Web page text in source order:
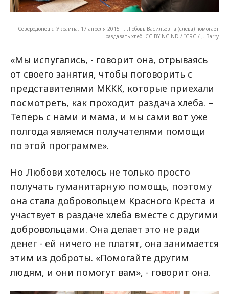
Северодонецк, Украина, 17 апреля 2015 г. Любовь Васильевна (слева) помогает
раздавать хлеб. CC BY-NC-ND / ICRC / J. Barry
«Мы испугались, - говорит она, отрываясь
от своего занятия, чтобы поговорить с
представителями МККК, которые приехали
посмотреть, как проходит раздача хлеба. –
Теперь с нами и мама, и мы сами вот уже
полгода являемся получателями помощи
по этой программе».
Но Любови хотелось не только просто
получать гуманитарную помощь, поэтому
она стала добровольцем Красного Креста и
участвует в раздаче хлеба вместе с другими
добровольцами. Она делает это не ради
денег - ей ничего не платят, она занимается
этим из доброты. «Помогайте другим
людям, и они помогут вам», - говорит она.